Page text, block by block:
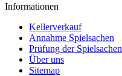
Informationen
Kellerverkauf
Annahme Spielsachen
Prüfung der Spielsachen
Über uns
Sitemap